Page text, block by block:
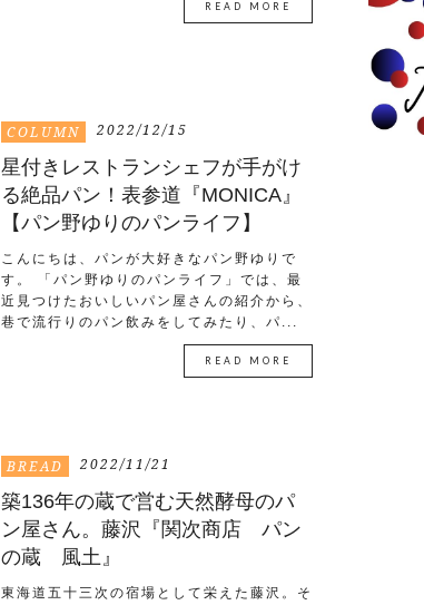
READ MORE
COLUMN 2022/12/15
星付きレストランシェフが手がけ
る絶品パン！表参道『MONICA』
【パン野ゆりのパンライフ】
こんにちは、パンが大好きなパン野ゆりで
す。 「パン野ゆりのパンライフ」では、最
近見つけたおいしいパン屋さんの紹介から、
巷で流行りのパン飲みをしてみたり、パ...
READ MORE
BREAD 2022/11/21
築136年の蔵で営む天然酵母のパ
ン屋さん。藤沢『関次商店 パン
の蔵 風土』
東海道五十三次の宿場として栄えた藤沢。そ